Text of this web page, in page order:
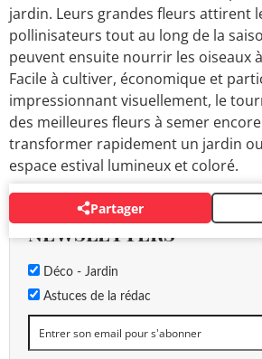
jardin. Leurs grandes fleurs attirent
pollinisateurs tout au long de la
peuvent ensuite nourrir les oiseaux
Facile à cultiver, économique et
impressionnant visuellement, le
des meilleures fleurs à semer
transformer rapidement un jardin
espace estival lumineux et coloré.
Partager
NEWSLETTERS
Déco - Jardin
Astuces de la rédac